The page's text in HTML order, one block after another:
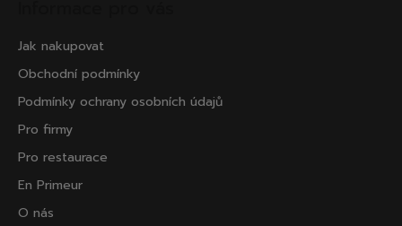
Jak nakupovat
Obchodní podmínky
Podmínky ochrany osobních údajů
Pro firmy
Pro restaurace
En Primeur
O nás